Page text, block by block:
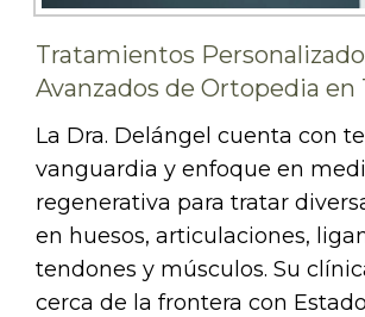
Tratamientos
Avanzados de Ortopedia en
La Dra. Delángel cuenta con
vanguardia y enfoque en
regenerativa para tratar
en huesos, articulaciones,
tendones y músculos. Su
cerca de la frontera con